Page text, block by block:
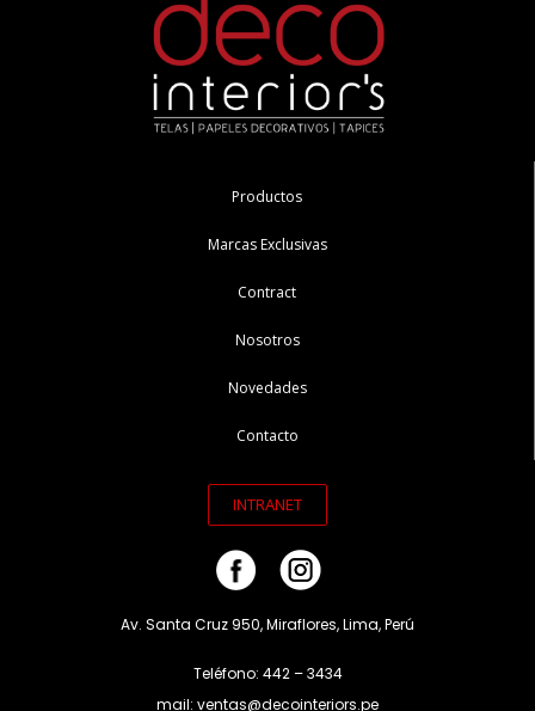
Productos
Marcas Exclusivas
Contract
Nosotros
Novedades
Contacto
INTRANET
Av. Santa Cruz 950, Miraflores, Lima, Perú
Teléfono: 442 – 3434
mail: ventas@decointeriors.pe